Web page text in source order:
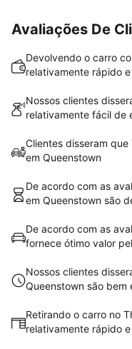
Avaliações De
Devolvendo o carro
relativamente rápido
Nossos clientes
relativamente fácil de
Clientes disseram
em Queenstown
De acordo com as
em Queenstown são
De acordo com as
fornece ótimo valor
Nossos clientes
Queenstown são bem
Retirando o carro no
relativamente rápido